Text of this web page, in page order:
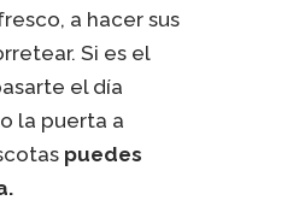
a hacer sus
Si es el
el día
la puerta a
puedes